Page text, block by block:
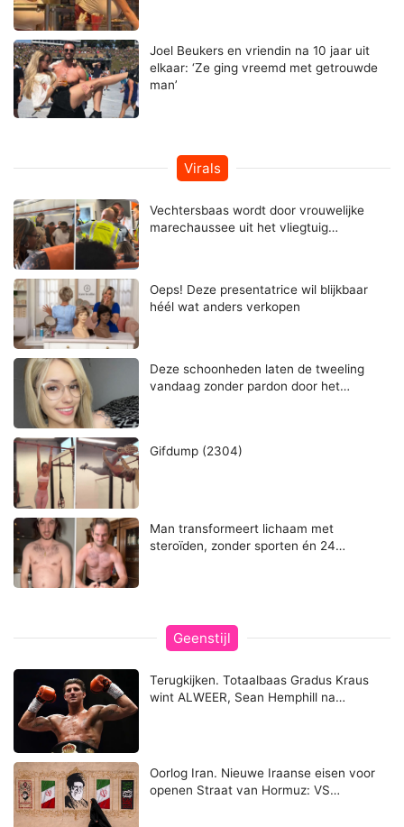
Joel Beukers en vriendin na 10 jaar uit
elkaar: ‘Ze ging vreemd met getrouwde
man’
Virals
Vechtersbaas wordt door vrouwelijke
marechaussee uit het vliegtuig…
Oeps! Deze presentatrice wil blijkbaar
héél wat anders verkopen
Deze schoonheden laten de tweeling
vandaag zonder pardon door het…
Gifdump (2304)
Man transformeert lichaam met
steroïden, zonder sporten én 24…
Geenstijl
Terugkijken. Totaalbaas Gradus Kraus
wint ALWEER, Sean Hemphill na…
Oorlog Iran. Nieuwe Iraanse eisen voor
openen Straat van Hormuz: VS…